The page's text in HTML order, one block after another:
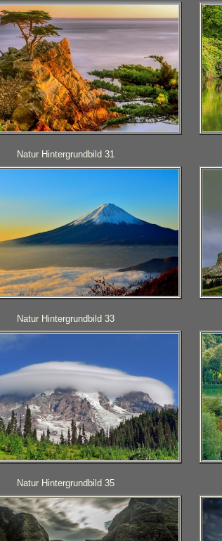
Natur Hintergrundbild 31
Natur Hintergrundbild 33
Natur Hintergrundbild 35